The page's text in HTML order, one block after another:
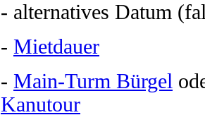
- alternatives Datum
- Mietdauer
- Main-Turm Bürgel
Kanutour